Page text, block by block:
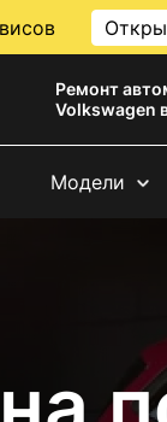
Ремонт
Volkswagen
Модели